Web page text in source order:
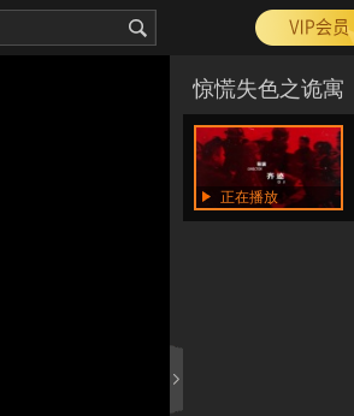
惊慌失色之诡寓
正在播放